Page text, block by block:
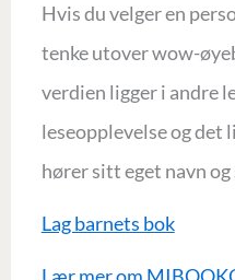
Hvis du velger en
tenke utover wow-
verdien ligger i andre
leseopplevelse og det
hører sitt eget navn
Lag barnets bok